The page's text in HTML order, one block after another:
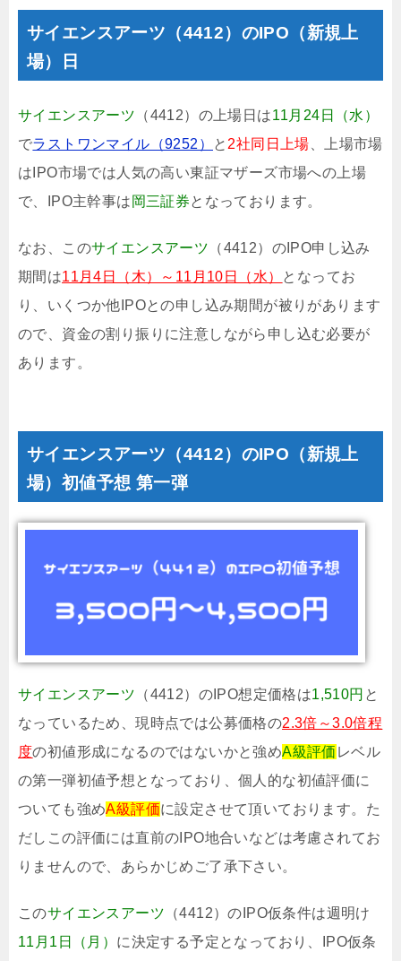
サイエンスアーツ（4412）のIPO（新規上
場）日
サイエンスアーツ （4412）の上場日は11月24日（水）
でラストワンマイル（9252） と 2社同日上場 、上場市場
はIPO市場では人気の高い東証マザーズ市場への上場
で、IPO主幹事は 岡三証券となっております。
なお、このサイエンスアーツ （4412）のIPO申し込み
期間は11月4日（木）～11月10日（水） となってお
り、いくつか他IPOとの申し込み期間が被りがあります
ので、資金の割り振りに注意しながら申し込む必要が
あります。
サイエンスアーツ（4412）のIPO（新規上
場）初値予想 第一弾
サイエンスアーツ （4412）のIPO想定価格は1,510円 と
なっているため、現時点では公募価格の2.3倍～3.0倍程
度の初値形成になるのではないかと強めA級評価 レベル
の第一弾初値予想となっており、個人的な初値評価に
ついても強めA級評価に設定させて頂いております。た
だしこの評価には直前のIPO地合いなどは考慮されてお
りませんので、あらかじめご了承下さい。
このサイエンスアーツ （4412）のIPO仮条件は週明け
11月1日（月） に決定する予定となっており、IPO仮条